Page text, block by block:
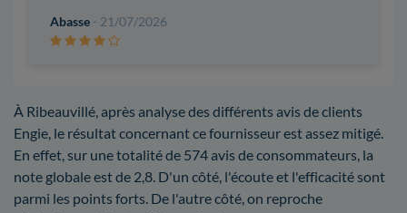
Abasse - 21/07/2026
À Ribeauvillé, après analyse des différents avis de clients
Engie, le résultat concernant ce fournisseur est assez mitigé.
En effet, sur une totalité de 574 avis de consommateurs, la
note globale est de 2,8. D'un côté, l'écoute et l'efficacité sont
parmi les points forts. De l'autre côté, on reproche